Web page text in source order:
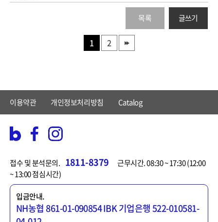
글쓰기
목록
1 2
이용약관 개인정보처리방침 Catalog
접수 및 분석문의. 1811-8379
근무시간. 08:30 ~ 17:30 (12:00
~ 13:00 점심시간)
입금안내.
NH농협 861-01-090854IBK 기업은행 522-010581-